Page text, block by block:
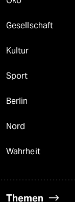
Gesellschaft
Kultur
Sport
Berlin
Nord
Wahrheit
Themen